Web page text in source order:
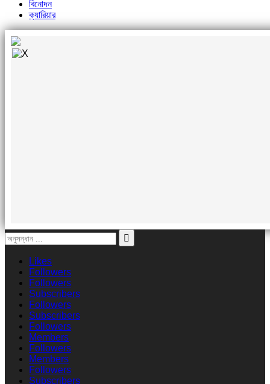
বিনোদন
ক্যারিয়ার
Likes
Followers
Followers
Subscribers
Followers
Subscribers
Followers
Members
Followers
Members
Followers
Subscribers